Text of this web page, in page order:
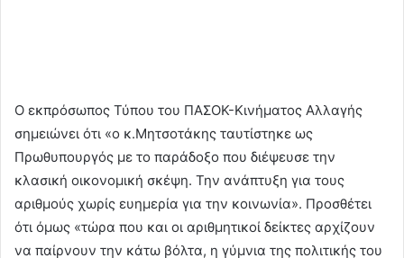
Ο εκπρόσωπος Τύπου του ΠΑΣΟΚ-Κινήματος Αλλαγής
σημειώνει ότι «ο κ.Μητσοτάκης ταυτίστηκε ως
Πρωθυπουργός με το παράδοξο που διέψευσε την
κλασική οικονομική σκέψη. Την ανάπτυξη για τους
αριθμούς χωρίς ευημερία για την κοινωνία». Προσθέτει
ότι όμως «τώρα που και οι αριθμητικοί δείκτες αρχίζουν
να παίρνουν την κάτω βόλτα, η γύμνια της πολιτικής του